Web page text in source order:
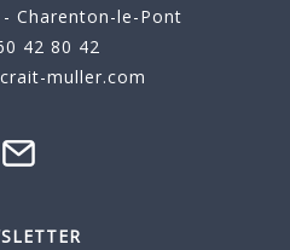
Charenton-le-Pont
42 80 42
muller.com